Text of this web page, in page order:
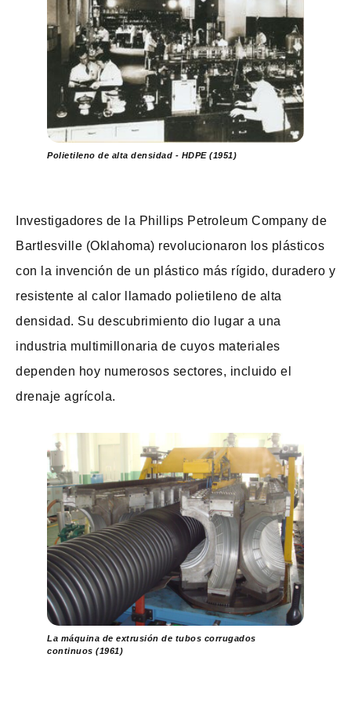
Polietileno de alta densidad - HDPE (1951)
Investigadores de la Phillips Petroleum Company de
Bartlesville (Oklahoma) revolucionaron los plásticos
con la invención de un plástico más rígido, duradero y
resistente al calor llamado polietileno de alta
densidad. Su descubrimiento dio lugar a una
industria multimillonaria de cuyos materiales
dependen hoy numerosos sectores, incluido el
drenaje agrícola.
La máquina de extrusión de tubos corrugados
continuos (1961)